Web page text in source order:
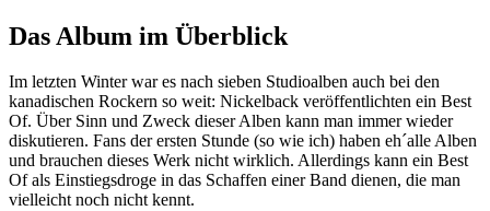
Das Album im Überblick
Im letzten Winter war es nach sieben Studioalben auch bei den
kanadischen Rockern so weit: Nickelback veröffentlichten ein Best
Of. Über Sinn und Zweck dieser Alben kann man immer wieder
diskutieren. Fans der ersten Stunde (so wie ich) haben eh´alle Alben
und brauchen dieses Werk nicht wirklich. Allerdings kann ein Best
Of als Einstiegsdroge in das Schaffen einer Band dienen, die man
vielleicht noch nicht kennt.